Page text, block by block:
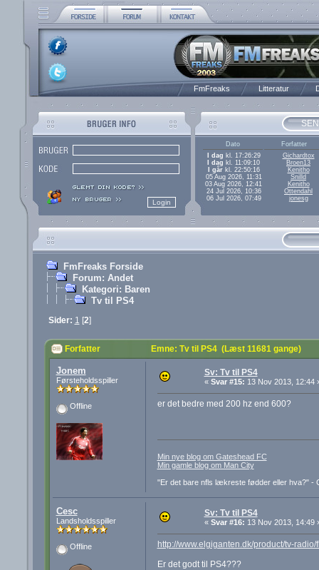
FmFreaks Litteratur
Dato
Forfatter
I dag kl. 17:26:29
Gichardtox
I dag kl. 11:09:10
Broen13
I gårkl. 22:50:16
Kenitho
05 Aug 2026, 11:31
Snilld
03 Aug 2026, 12:41
Kenitho
24 Jul 2026, 10:36
Ottendahl
06 Jul 2026, 07:49
jonesg
FmFreaks Forside
Forum: Andet
Kategori: Baren
Tv til PS4
Sider: 1 [2]
Forfatter Emne: Tv til PS4 (Læst 11681 gange)
Jonem
Førsteholdsspiller
Offline
Sv: Tv til PS4
« Svar #15: 13 Nov 2013, 12:44
er det bedre med 200 hz end 600?
Min nye blog om Gateshead FC
Min gamle blog om Man City
"Er det bare nfls lækreste fødder eller hva?" -
Cesc
Landsholdsspiller
Offline
Sv: Tv til PS4
« Svar #16: 13 Nov 2013, 14:49
http://www.elgiganten.dk/product/tv-
Er det godt til PS4???